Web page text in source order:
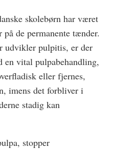
skolebørn har været
de permanente tænder.
udvikler pulpitis, er der
en vital pulpabehandling,
eller fjernes,
imens det forbliver i
stadig kan
stopper